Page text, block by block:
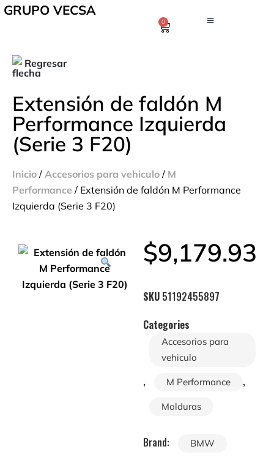
GRUPO VECSA
0
Regresar
Extensión de faldón M
Performance Izquierda
(Serie 3 F20)
Inicio / Accesorios para vehiculo / M
Performance / Extensión de faldón M Performance
Izquierda (Serie 3 F20)
$9,179.93
SKU 51192455897
Categories
Accesorios para
vehiculo
, M Performance ,
Molduras
Brand: BMW